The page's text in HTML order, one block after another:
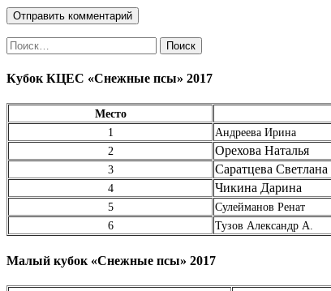
Найти:
Кубок КЦЕС «Снежные псы» 2017
Место
1
Андреева Ирина
2
Орехова Наталья
3 Саратцева Светлана
4
Чикина Дарина
5
Сулейманов Ренат
6
Тузов Александр А.
Малый кубок «Снежные псы» 2017